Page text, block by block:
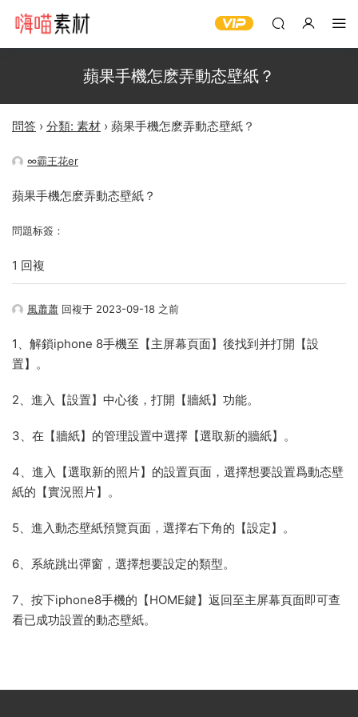
蘋果手機怎麽弄動态壁紙？
問答 › 分類: 素材 › 蘋果手機怎麽弄動态壁紙？
∞霸王花er
蘋果手機怎麽弄動态壁紙？
問題标簽：
1 回複
風蕭蕭 回複于 2023-09-18 之前
1、解鎖iphone 8手機至【主屏幕頁面】後找到并打開【設
置】。
2、進入【設置】中心後，打開【牆紙】功能。
3、在【牆紙】的管理設置中選擇【選取新的牆紙】。
4、進入【選取新的照片】的設置頁面，選擇想要設置爲動态壁
紙的【實況照片】。
5、進入動态壁紙預覽頁面，選擇右下角的【設定】。
6、系統跳出彈窗，選擇想要設定的類型。
7、按下iphone8手機的【HOME鍵】返回至主屏幕頁面即可查
看已成功設置的動态壁紙。